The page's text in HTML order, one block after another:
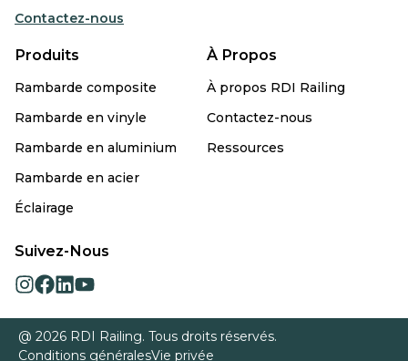
Contactez-nous
Produits
Rambarde composite
Rambarde en vinyle
Rambarde en aluminium
Rambarde en acier
Éclairage
À Propos
À propos RDI Railing
Contactez-nous
Ressources
Suivez-Nous
opens
a
new
opens
a
new
opens
a
new
opens
a
new
@ 2026 RDI Railing. Tous droits réservés.
Conditions généralesVie privée